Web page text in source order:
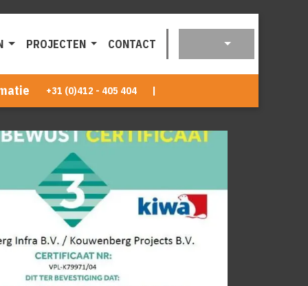
PROJECTEN CONTACT
+31 (0)412 - 405 404 |